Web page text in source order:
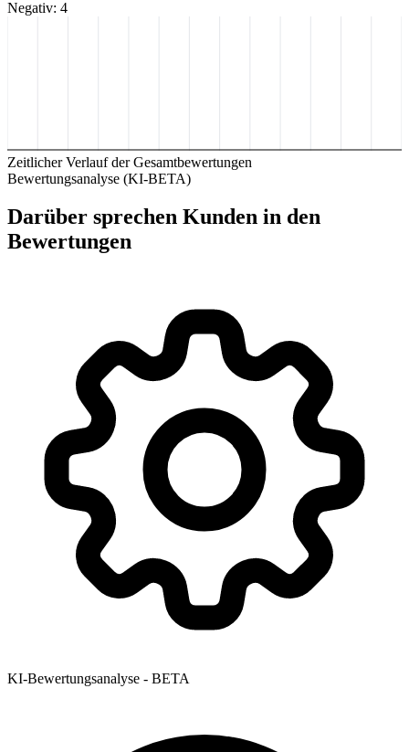
Negativ: 4
Zeitlicher Verlauf der Gesamtbewertungen
Bewertungsanalyse (KI-BETA)
Darüber sprechen Kunden in den
Bewertungen
KI-Bewertungsanalyse - BETA